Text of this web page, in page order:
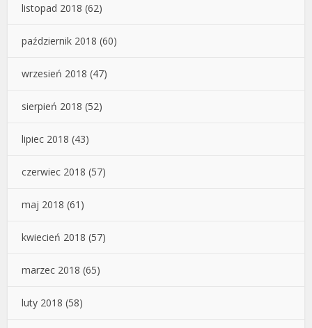
listopad 2018 (62)
październik 2018 (60)
wrzesień 2018 (47)
sierpień 2018 (52)
lipiec 2018 (43)
czerwiec 2018 (57)
maj 2018 (61)
kwiecień 2018 (57)
marzec 2018 (65)
luty 2018 (58)